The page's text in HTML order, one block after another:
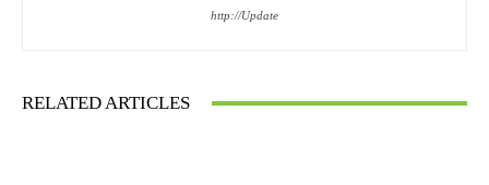
http://Update
RELATED ARTICLES